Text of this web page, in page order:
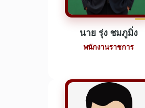
นาย รุ่ง ชมภูมิ่ง
พนักงานราชการ